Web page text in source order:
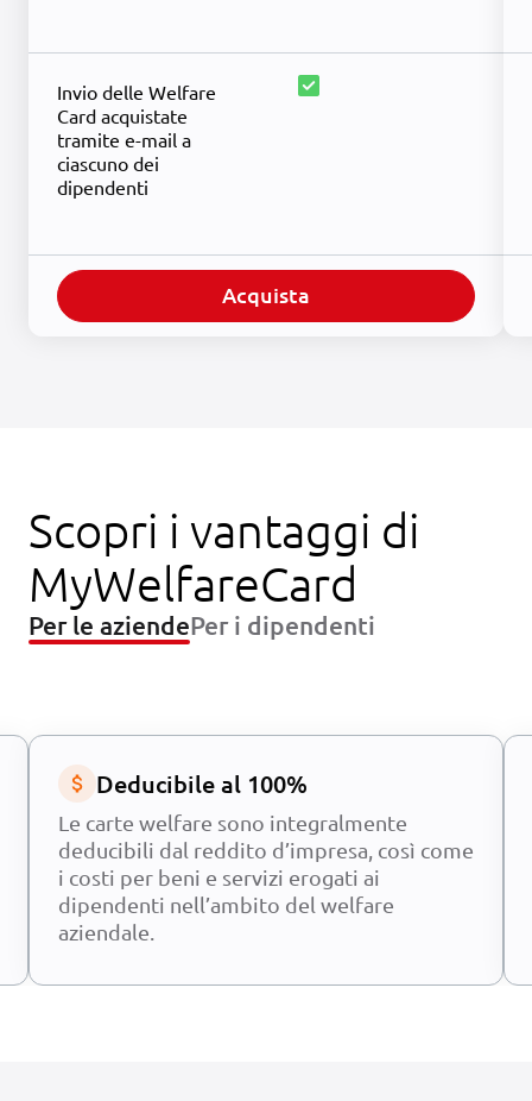
Invio delle Welfare
Card acquistate
tramite e-mail a
ciascuno dei
dipendenti
check_box
Acquista
Scopri i vantaggi di
MyWelfareCard
Per le aziendePer i dipendenti
Deducibile al 100%
Le carte welfare sono integralmente
deducibili dal reddito d’impresa, così come
i costi per beni e servizi erogati ai
dipendenti nell’ambito del welfare
aziendale.